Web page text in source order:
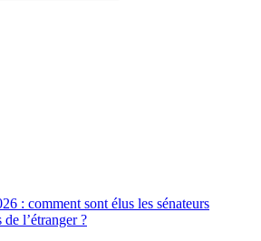
: comment sont élus les sénateurs
de l’étranger ?